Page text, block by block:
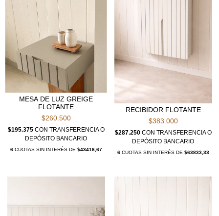
MESA DE LUZ GREIGE
FLOTANTE
$260.500
$195.375 CON TRANSFERENCIA O
DEPÓSITO BANCARIO
6CUOTAS SIN INTERÉS DE $43416,67
RECIBIDOR FLOTANTE
$383.000
$287.250 CON TRANSFERENCIA O
DEPÓSITO BANCARIO
6CUOTAS SIN INTERÉS DE $63833,33